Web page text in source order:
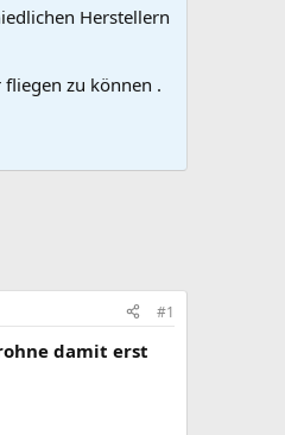
Herstellern
zu können .
#1
damit erst